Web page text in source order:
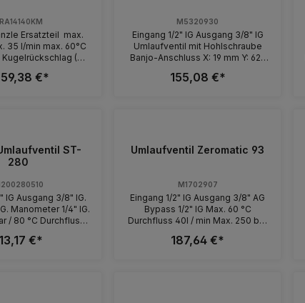
Ersatzteil max.
35 l/min max. 60°C
(K),
Bypass 1/4" IG |
AG
59,38 €*
M5320930
Eingang 1/2" IG Ausgang 3/8" IG
Umlaufventil mit Hohlschraube
Banjo-Anschluss X: 19 mm Y: 62-
IP60, IP63 / Speck NP16 Max. 250
155,08 €*
ST-
280
IG Ausgang 3/8" IG.
IG.
/ 80 °C Durchfluss
€*
Umlaufventil Zeromatic 93
M1702907
Eingang 1/2" IG Ausgang 3/8" AG
Bypass 1/2" IG Max. 60 °C
Durchfluss 40l / min Max. 250 bar
187,64 €*